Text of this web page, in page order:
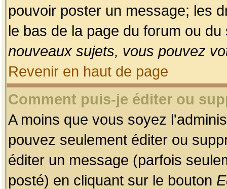
pouvoir poster un message; les
le bas de la page du forum ou
nouveaux sujets, vous pouvez
Revenir en haut de page
Comment puis-je éditer ou
A moins que vous soyez
pouvez seulement éditer ou
éditer un message (parfois
posté) en cliquant sur le bouton